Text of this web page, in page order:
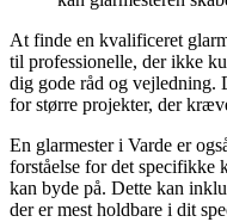
At finde en kvalificeret
til professionelle, der ikke
dig gode råd og vejledning.
for større projekter, der
En glarmester i Varde er
forståelse for det specifikke
kan byde på. Dette kan
der er mest holdbare i dit